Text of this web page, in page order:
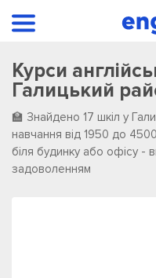
Курси
Галицький
🏫 Знайдено 17 шкіл у
навчання від 1950 до
біля будинку або офісу -
задоволенням